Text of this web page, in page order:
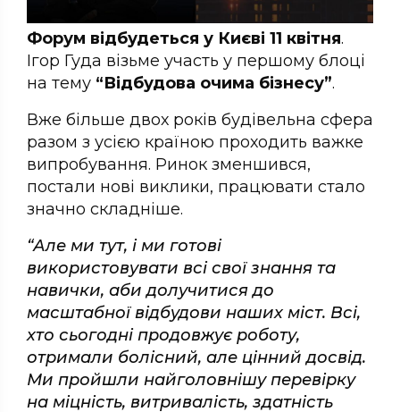
Форум відбудеться у Києві 11 квітня.
Ігор Гуда візьме участь у першому блоці
на тему “Відбудова очима бізнесу”.
Вже більше двох років будівельна сфера
разом з усією країною проходить важке
випробування. Ринок зменшився,
постали нові виклики, працювати стало
значно складніше.
“Але ми тут, і ми готові
використовувати всі свої знання та
навички, аби долучитися до
масштабної відбудови наших міст. Всі,
хто сьогодні продовжує роботу,
отримали болісний, але цінний досвід.
Ми пройшли найголовнішу перевірку
на міцність, витривалість, здатність